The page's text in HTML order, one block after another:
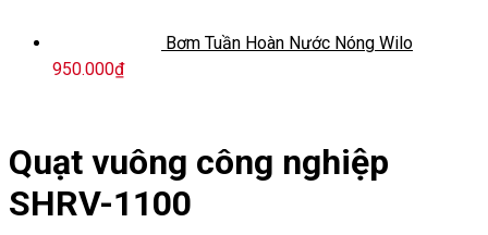
Bơm Tuần Hoàn Nước Nóng Wilo
950.000₫
Quạt vuông công nghiệp
SHRV-1100